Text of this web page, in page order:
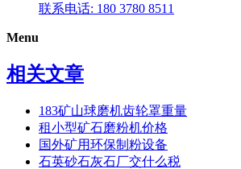
联系电话: 180 3780 8511
Menu
相关文章
183矿山球磨机齿轮罩重量
租小型矿石磨粉机价格
国外矿用环保制粉设备
石英砂石灰石厂交什么税